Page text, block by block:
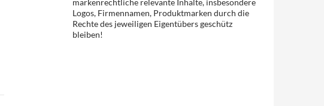
markenrechtliche relevante Inhalte, insbesondere
Logos, Firmennamen, Produktmarken durch die
Rechte des jeweiligen Eigentübers geschütz
bleiben!